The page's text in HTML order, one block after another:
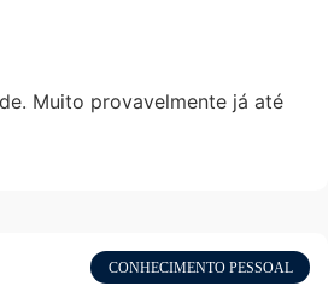
Muito provavelmente já até
CONHECIMENTO PESSOAL